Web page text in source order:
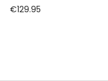
€129.95